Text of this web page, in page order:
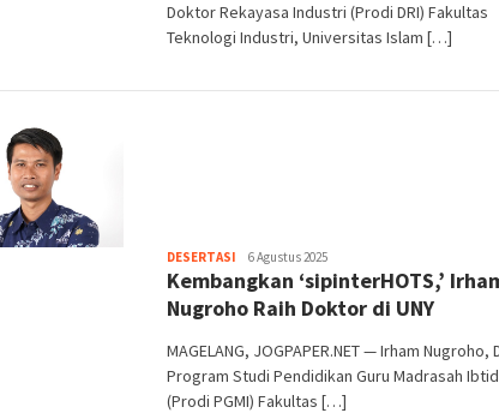
Doktor Rekayasa Industri (Prodi DRI) Fakultas
Teknologi Industri, Universitas Islam […]
DESERTASI Heri
Purwata
6 Agustus 2025
Kembangkan ‘sipinterHOTS,’
Nugroho Raih Doktor di UNY
MAGELANG, JOGPAPER.NET — Irham Nugroho,
Program Studi Pendidikan Guru Madrasah
(Prodi PGMI) Fakultas […]